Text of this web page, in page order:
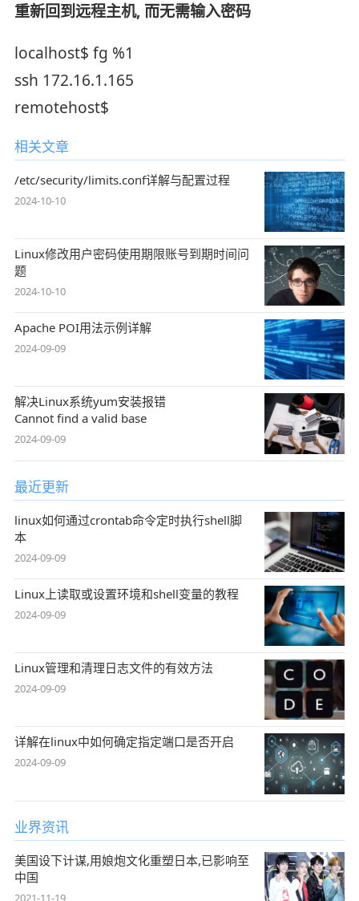
重新回到远程主机, 而无需输入密码
localhost$ fg %1
ssh 172.16.1.165
remotehost$
相关文章
/etc/security/limits.conf详解与配置过程
2024-10-10
Linux修改用户密码使用期限账号到期时间问
题
2024-10-10
Apache POI用法示例详解
2024-09-09
解决Linux系统yum安装报错
Cannot find a valid base
2024-09-09
最近更新
linux如何通过crontab命令定时执行shell脚
本
2024-09-09
Linux上读取或设置环境和shell变量的教程
2024-09-09
Linux管理和清理日志文件的有效方法
2024-09-09
详解在linux中如何确定指定端口是否开启
2024-09-09
业界资讯
美国设下计谋,用娘炮文化重塑日本,已影响至
中国
2021-11-19